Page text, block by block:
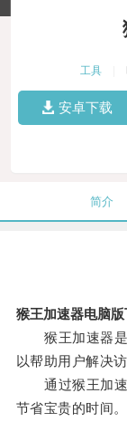
工具
安卓下载
简介
猴王加速器电脑
猴王加速器是
以帮助用户解决
通过猴王加速
节省宝贵的时间。